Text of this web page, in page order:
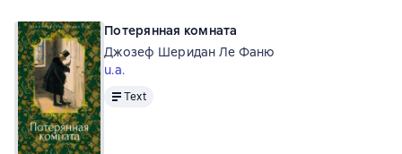
Потерянная комната
Джозеф Шеридан Ле Фаню
u.a.
TextText